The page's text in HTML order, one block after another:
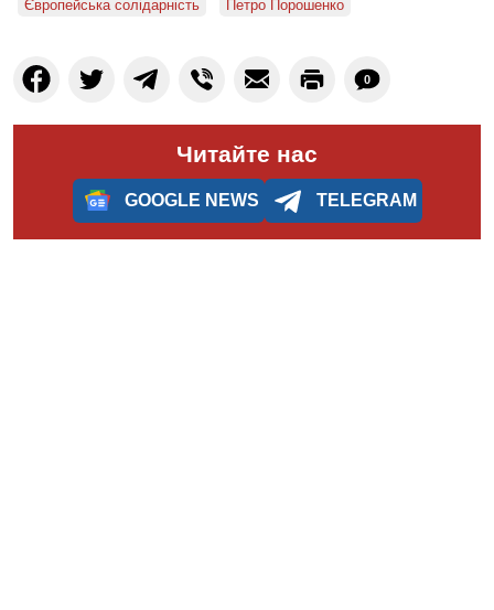
Європейська солідарність
Петро Порошенко
0
Читайте нас
GOOGLE NEWS TELEGRAM